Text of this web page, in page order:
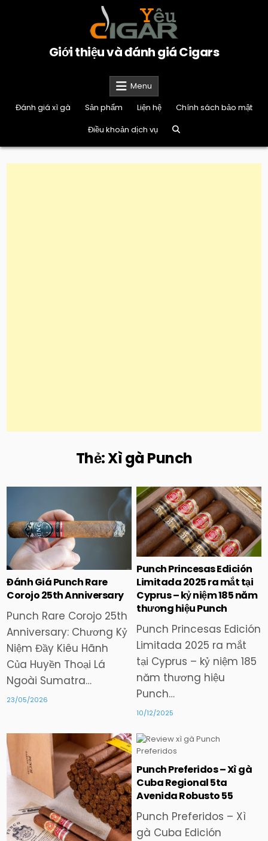
Giới thiệu và đánh giá Cigars
Menu
Đánh giá xì gà
Sản phẩm Liện hệ
Chính sách bảo mật
Điều khoản dịch vụ
Thẻ:Xì gà Punch
Posted
in
Đánh Giá Punch Rare
Corojo 25th Anniversary
Punch Rare Corojo 25th
Anniversary: Chương Kỷ
Niệm Đầy Kiêu Hãnh
Của Huyền Thoại Lá
Ngoài Sumatra…
23/05/2026
Posted
in
Punch Princesas Edición
Limitada 2025 ra mắt tại
Cyprus – kỷ niệm 185 năm
thương hiệu Punch
Punch Princesas Edición
Limitada 2025 ra mắt
tại Cyprus – kỷ niệm 185
năm thương hiệu
Punch…
10/12/2025
Posted
Posted
in
Punch Preferidos – Xì gà
Cuba Regional 5ta
Avenida Robusto 55
Punch Preferidos – Xì
gà Cuba Edición